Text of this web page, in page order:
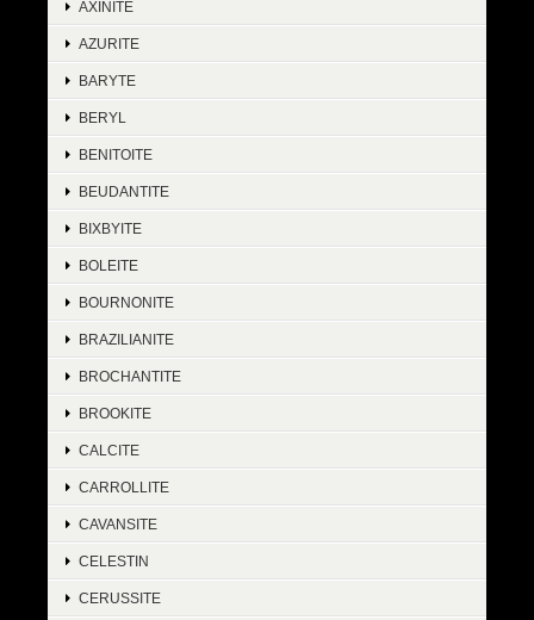
AXINITE
AZURITE
BARYTE
BERYL
BENITOITE
BEUDANTITE
BIXBYITE
BOLEITE
BOURNONITE
BRAZILIANITE
BROCHANTITE
BROOKITE
CALCITE
CARROLLITE
CAVANSITE
CELESTIN
CERUSSITE